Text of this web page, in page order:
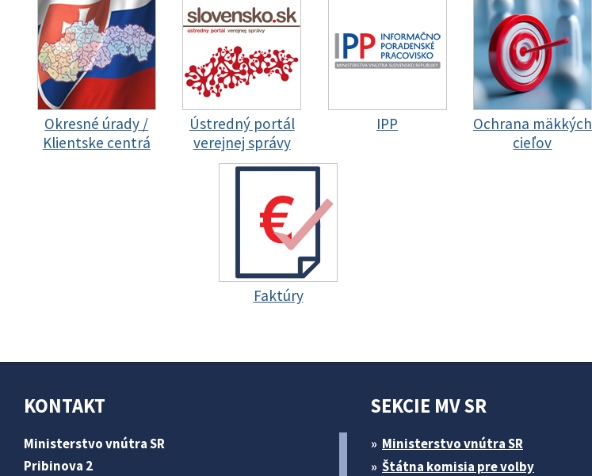
Okresné úrady /
Klientske centrá
Ústredný portál
verejnej správy
IPP
Ochrana mäkkých
cieľov
Faktúry
KONTAKT
Ministerstvo vnútra SR
Pribinova 2
SEKCIE MV SR
Ministerstvo vnútra SR
Štátna komisia pre volby